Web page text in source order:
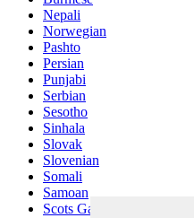
Nepali
Norwegian
Pashto
Persian
Punjabi
Serbian
Sesotho
Sinhala
Slovak
Slovenian
Somali
Samoan
Scots Gaelic